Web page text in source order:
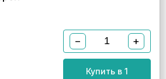
− +
Купить в 1